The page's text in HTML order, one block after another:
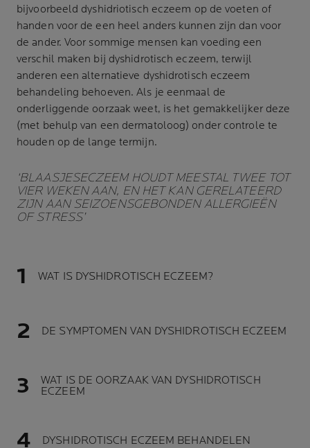
bijvoorbeeld dyshidriotisch eczeem op de voeten of
handen voor de een heel anders kunnen zijn dan voor
de ander. Voor sommige mensen kan voeding een
verschil maken bij dyshidrotisch eczeem, terwijl
anderen een alternatieve dyshidrotisch eczeem
behandeling behoeven. Als je eenmaal de
onderliggende oorzaak weet, is het gemakkelijker deze
(met behulp van een dermatoloog) onder controle te
houden op de lange termijn.
‘BLAASJESECZEEM HOUDT MEESTAL TWEE TOT
VIER WEKEN AAN, EN HET KAN GERELATEERD
ZIJN AAN SEIZOENSGEBONDEN ALLERGIEËN
OF STRESS’
WAT IS DYSHIDROTISCH ECZEEM?
DE SYMPTOMEN VAN DYSHIDROTISCH ECZEEM
WAT IS DE OORZAAK VAN DYSHIDROTISCH
ECZEEM
DYSHIDROTISCH ECZEEM BEHANDELEN